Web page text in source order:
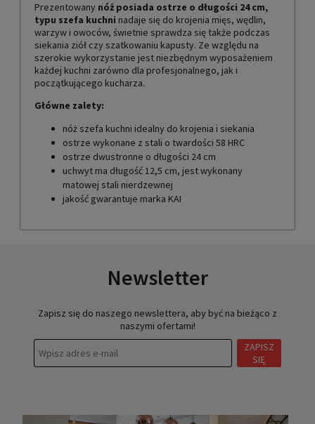
Prezentowany nóż posiada ostrze o długości 24 cm,
typu szefa kuchni nadaje się do krojenia mięs, wędlin,
warzyw i owoców, świetnie sprawdza się także podczas
siekania ziół czy szatkowaniu kapusty. Ze względu na
szerokie wykorzystanie jest niezbędnym wyposażeniem
każdej kuchni zarówno dla profesjonalnego, jak i
początkującego kucharza.
Główne zalety:
nóż szefa kuchni idealny do krojenia i siekania
ostrze wykonane z stali o twardości 58 HRC
ostrze dwustronne o długości 24 cm
uchwyt ma długość 12,5 cm, jest wykonany
matowej stali nierdzewnej
jakość gwarantuje marka KAI
Newsletter
Zapisz się do naszego newslettera, aby być na bieżąco z
naszymi ofertami!
ZAPISZ
SIĘ